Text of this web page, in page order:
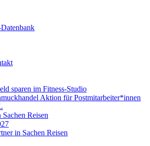
sparen im Fitness-Studio
Aktion für Postmitarbeiter*innen
Reisen
in Sachen Reisen